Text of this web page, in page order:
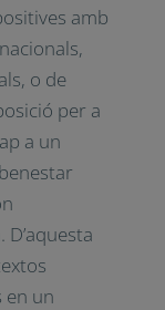
amb
o de
per a
a un
un